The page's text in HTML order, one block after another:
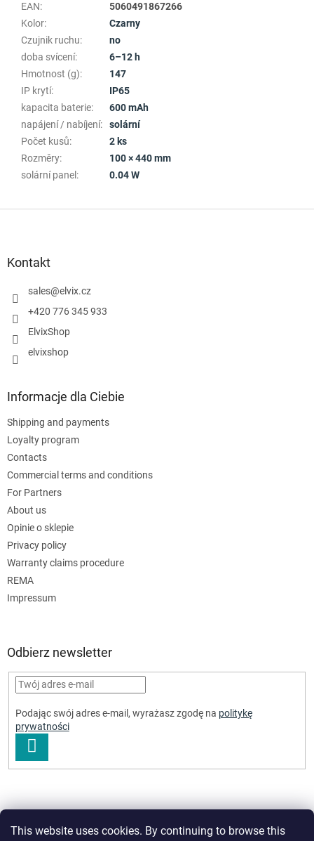
This website uses cookies. By continuing to browse this
EAN:
5060491867266
Kolor:
Czarny
Czujnik ruchu:
no
doba svícení:
6–12 h
Hmotnost (g):
147
IP krytí:
IP65
kapacita baterie:
600 mAh
napájení / nabíjení:
solární
Počet kusů:
2 ks
Rozměry:
100 × 440 mm
solární panel : 0.04 W
Kontakt
sales@elvix.cz
+420 776 345 933
ElvixShop
elvixshop
Informacje dla Ciebie
Shipping and payments
Loyalty program
Contacts
Commercial terms and conditions
For Partners
About us
Opinie o sklepie
Privacy policy
Warranty claims procedure
REMA
Impressum
Odbierz newsletter
Podając swój adres e-mail, wyrażasz zgodę na politykę
prywatności
SIĘ